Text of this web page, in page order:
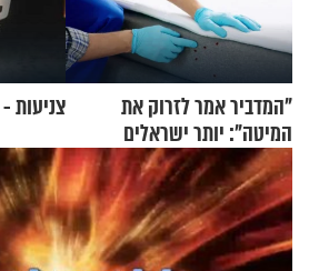
"המדביר אמר לזרוק את
המיטה": יותר ישראלים
מדווחים על מכת פשפשי
המיטה
צניעות